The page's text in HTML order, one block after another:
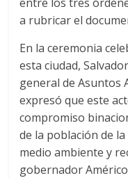
a rubricar el
En la ceremonia
esta ciudad,
general de Asuntos
expresó que este
compromiso
de la población de
medio ambiente y
gobernador